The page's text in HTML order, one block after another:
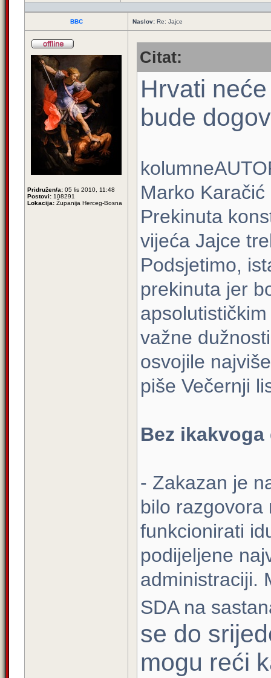
BBC Naslov: Re: Jajce
Pridružen/a: 05 lis 2010, 11:48
Postovi: 108291
Lokacija: Županija Herceg-Bosna
Citat:
Hrvati
bude
Marko Karačić
Prekinuta
vijeća Jajce
Podsjetimo,
prekinuta jer
važne
osvojile
piše Večernji
Bez
- Zakazan je
bilo razgovora
funkcionirati
podijeljene
administraciji.
SDA na
se do
mogu reći